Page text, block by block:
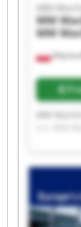
MM
MM
MM
MM
Z o.o.
Machinery
MM
o.o. MM
Z o.o. MM
Sp. Z o.o.